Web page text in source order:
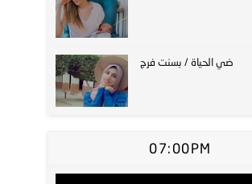
ضي الحياة / بسنت فرج
07:00PM